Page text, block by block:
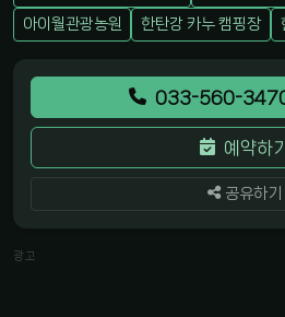
아이월관광농원
한탄강 카누 캠핑장
033-560-3470
예약하기
공유하기
광고